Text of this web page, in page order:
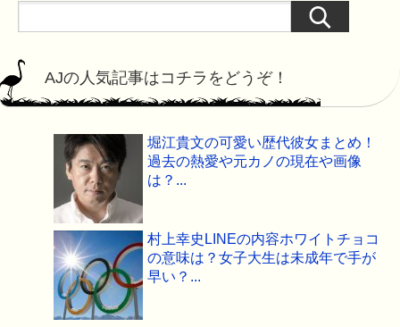
AJの人気記事はコチラをどうぞ！
堀江貴文の可愛い歴代彼女まとめ！
過去の熱愛や元カノの現在や画像
は？...
村上幸史LINEの内容ホワイトチョコ
の意味は？女子大生は未成年で手が
早い？...